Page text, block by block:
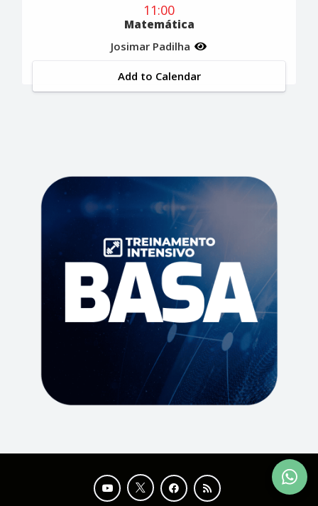
11:00
Matemática
Josimar Padilha
Add to Calendar